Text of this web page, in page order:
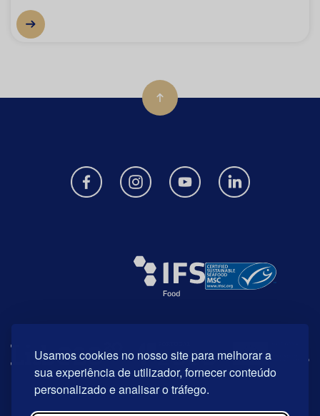
Usamos cookies no nosso site para melhorar a
sua experiência de utilizador, fornecer conteúdo
personalizado e analisar o tráfego.